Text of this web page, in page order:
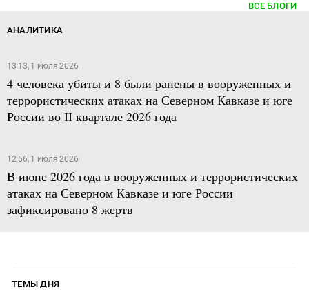
ВСЕ БЛОГИ
АНАЛИТИКА
13:13, 1 июля 2026
4 человека убиты и 8 были ранены в вооруженных и
террористических атаках на Северном Кавказе и юге
России во II квартале 2026 года
12:56, 1 июля 2026
В июне 2026 года в вооруженных и террористических
атаках на Северном Кавказе и юге России
зафиксировано 8 жертв
ТЕМЫ ДНЯ